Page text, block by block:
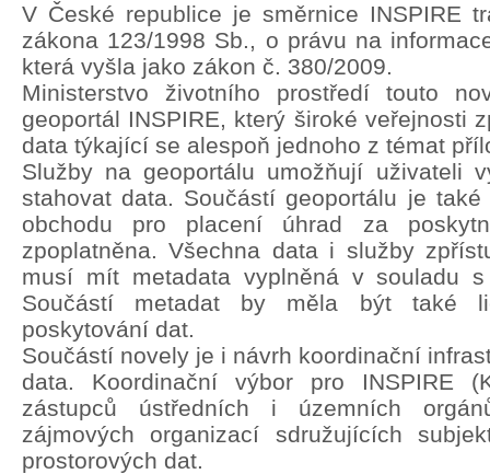
V České republice je směrnice INSPIRE
zákona 123/1998 Sb., o právu na
která vyšla jako zákon č. 380/2009.
Ministerstvo životního prostředí touto
geoportál INSPIRE, který široké veřejnosti
data týkající se alespoň jednoho z témat
Služby na geoportálu umožňují uživateli
stahovat data. Součástí geoportálu je také
obchodu pro placení úhrad za
zpoplatněna. Všechna data i služby
musí mít metadata vyplněná v souladu s
Součástí metadat by měla být také
poskytování dat.
Součástí novely je i návrh koordinační
data. Koordinační výbor pro INSPIRE
zástupců ústředních i územních
zájmových organizací sdružujících
prostorových dat.